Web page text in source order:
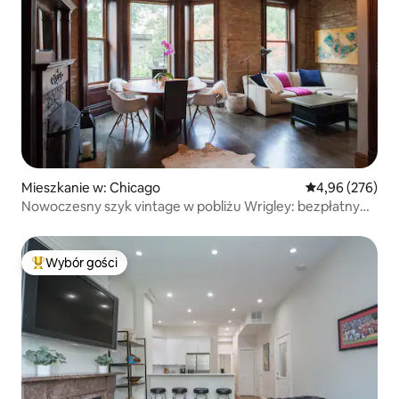
Mieszkanie w: Chicago Średnia
4,96 (276)
Nowoczesny szyk vintage w pobliżu Wrigley: bezpłatny
Najpopularniejsze z kategorii Wybór gości
Wybór gości